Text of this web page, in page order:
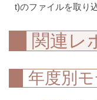
t)のファイルを取り
関連レ
年度別